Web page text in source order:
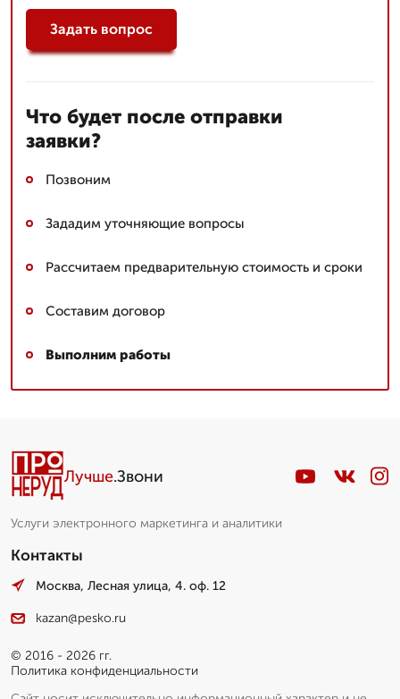
Задать вопрос
Что будет после отправки
заявки?
Позвоним
Зададим уточняющие вопросы
Рассчитаем предварительную стоимость и сроки
Составим договор
Выполним работы
Лучше.Звони
Услуги электронного маркетинга и аналитики
Контакты
Москва, Лесная улица, 4. оф. 12
kazan@pesko.ru
© 2016 - 2026 гг.
Политика конфиденциальности